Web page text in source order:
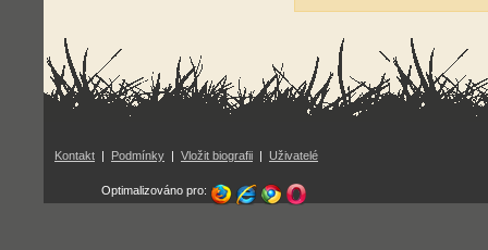
Kontakt | Podmínky | Vložit biografii | Uživatelé
Optimalizováno pro: